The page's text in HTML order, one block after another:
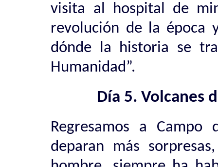
visita al hospital de
revolución de la época
dónde la historia se
Humanidad”.
Día 5. Volcanes
Regresamos a
deparan más